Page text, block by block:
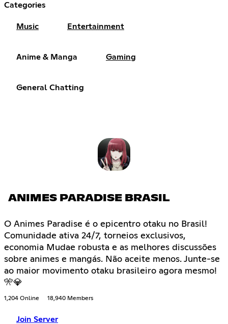
Categories
Music Entertainment
Anime & Manga Gaming
General Chatting
ANIMES PARADISE BRASIL
O Animes Paradise é o epicentro otaku no Brasil!
Comunidade ativa 24/7, torneios exclusivos,
economia Mudae robusta e as melhores discussões
sobre animes e mangás. Não aceite menos. Junte-se
ao maior movimento otaku brasileiro agora mesmo!
🎌💎
1,204 Online 18,940 Members
Join Server